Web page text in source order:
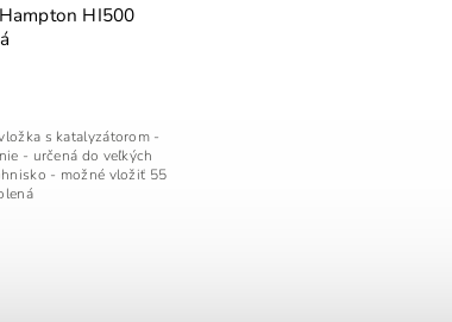
HI500
s katalyzátorom -
- určená do veľkých
- možné vložiť 55